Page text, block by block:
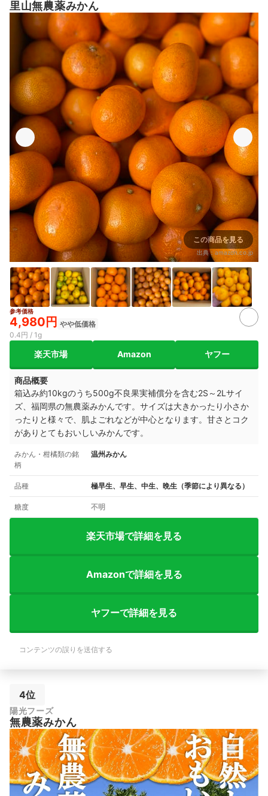
里山無農薬みかん
この商品を見る
出典： amazon.co.jp
参考価格
4,980円 やや低価格
0.4円 / 1g
楽天市場 Amazon ヤフー
商品概要
箱込み約10kgのうち500g不良果実補償分を含む2S～2Lサイ
ズ、福岡県の無農薬みかんです。サイズは大きかったり小さか
ったりと様々で、肌よごれなどが中心となります。甘さとコク
がありとてもおいしいみかんです。
みかん・柑橘類の銘
柄
温州みかん
品種 極早生、早生、中生、晩生（季節により異なる）
糖度 不明
楽天市場で詳細を見る
Amazonで詳細を見る
ヤフーで詳細を見る
コンテンツの誤りを送信する
4位
陽光フーズ
無農薬みかん